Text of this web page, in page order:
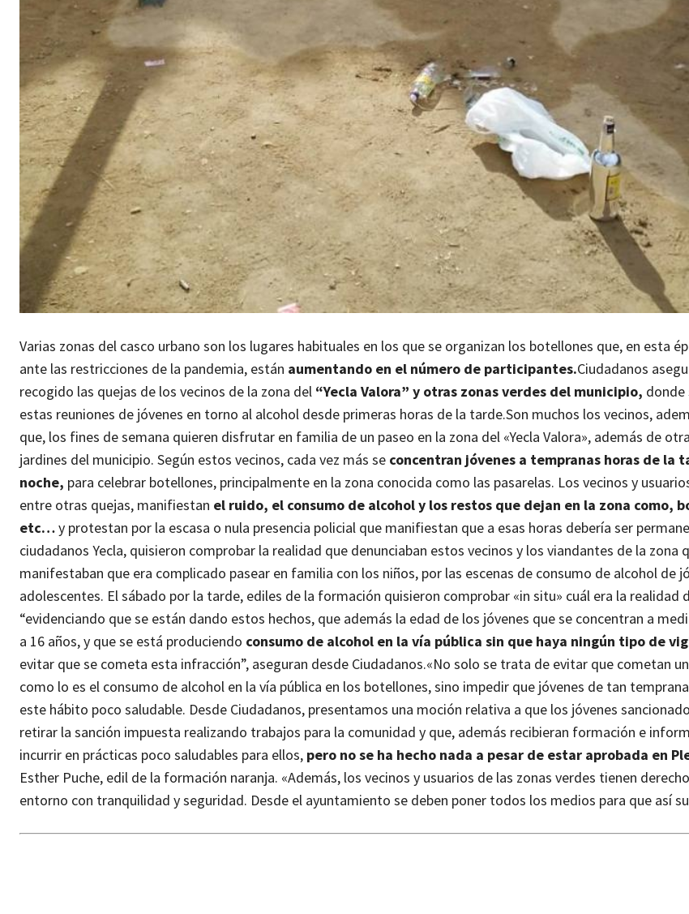
Varias zonas del casco urbano son los lugares habituales en los que se organizan los botellones que, en esta
ante las restricciones de la pandemia, están aumentando en el número de participantes.Ciudadanos
recogido las quejas de los vecinos de la zona del “Yecla Valora” y otras zonas verdes del municipio, donde
estas reuniones de jóvenes en torno al alcohol desde primeras horas de la tarde.Son muchos los vecinos,
que, los fines de semana quieren disfrutar en familia de un paseo en la zona del «Yecla Valora», además de
jardines del municipio. Según estos vecinos, cada vez más se concentran jóvenes a tempranas horas de la
noche, para celebrar botellones, principalmente en la zona conocida como las pasarelas. Los vecinos y
entre otras quejas, manifiestan el ruido, el consumo de alcohol y los restos que dejan en la zona como,
etc…y protestan por la escasa o nula presencia policial que manifiestan que a esas horas debería ser
ciudadanos Yecla, quisieron comprobar la realidad que denunciaban estos vecinos y los viandantes de la zona
manifestaban que era complicado pasear en familia con los niños, por las escenas de consumo de alcohol de
adolescentes. El sábado por la tarde, ediles de la formación quisieron comprobar «in situ» cuál era la realidad
“evidenciando que se están dando estos hechos, que además la edad de los jóvenes que se concentran a
a 16 años, y que se está produciendo consumo de alcohol en la vía pública sin que haya ningún tipo de
evitar que se cometa esta infracción”, aseguran desde Ciudadanos.«No solo se trata de evitar que cometan
como lo es el consumo de alcohol en la vía pública en los botellones, sino impedir que jóvenes de tan
este hábito poco saludable. Desde Ciudadanos, presentamos una moción relativa a que los jóvenes
retirar la sanción impuesta realizando trabajos para la comunidad y que, además recibieran formación e
incurrir en prácticas poco saludables para ellos, pero no se ha hecho nada a pesar de estar aprobada en
Esther Puche, edil de la formación naranja. «Además, los vecinos y usuarios de las zonas verdes tienen
entorno con tranquilidad y seguridad. Desde el ayuntamiento se deben poner todos los medios para que así